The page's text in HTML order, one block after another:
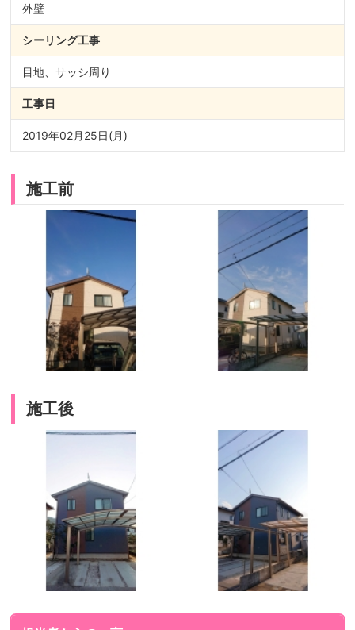
外壁
シーリング工事
目地、サッシ周り
工事日
2019年02月25日(月)
施工前
施工後